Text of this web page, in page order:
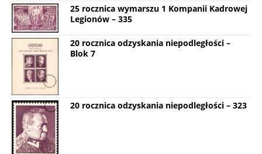
25 rocznica wymarszu 1 Kompanii Kadrowej
Legionów – 335
20 rocznica odzyskania niepodległości –
Blok 7
20 rocznica odzyskania niepodległości – 323